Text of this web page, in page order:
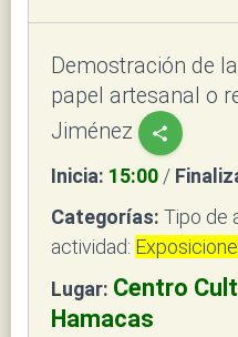
Demostración de
papel artesanal o
Jiménez
share
Inicia: 15:00 /
Categorías: Tipo de
actividad:
Lugar: Centro
Hamacas